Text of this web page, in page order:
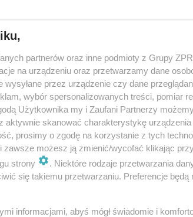
i poczuj ten radosny klimat!
partnerów oraz inne podmioty z Grupy
na urządzeniu oraz przetwarzamy dane
wysyłane przez urządzenie czy dane
wybór spersonalizowanych treści, pomiar
Użytkownika my i Zaufani Partnerzy
aktywnie skanować charakterystykę
prosimy o zgodę na korzystanie z tych
zawsze możesz ją zmienić/wycofać klikając
strony
. Niektóre rodzaje przetwarzania
się takiemu przetwarzaniu. Preferencje będą
informacjami, abyś mógł świadomie i